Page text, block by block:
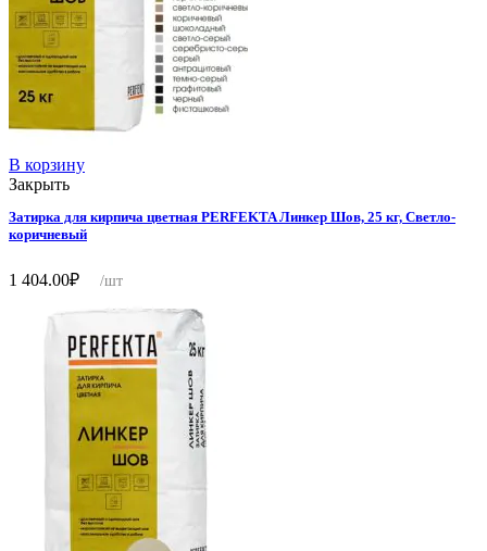
В корзину
Закрыть
Затирка для кирпича цветная PERFEKTA Линкер Шов, 25 кг, Светло-
коричневый
1 404.00₽ /шт